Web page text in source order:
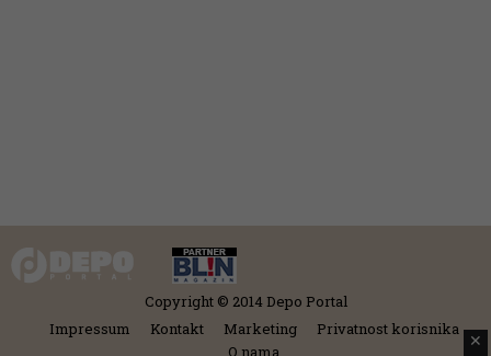
Copyright © 2014 Depo Portal
Impressum
Kontakt Marketing
Privatnost korisnika
O nama
✕